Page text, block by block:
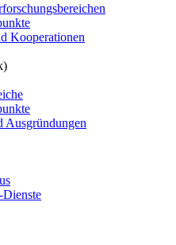
Kooperationen
Ausgründungen